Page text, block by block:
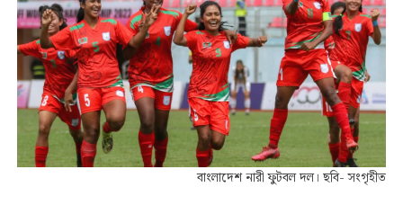
বাংলাদেশ নারী ফুটবল দল। ছবি- সংগৃহীত